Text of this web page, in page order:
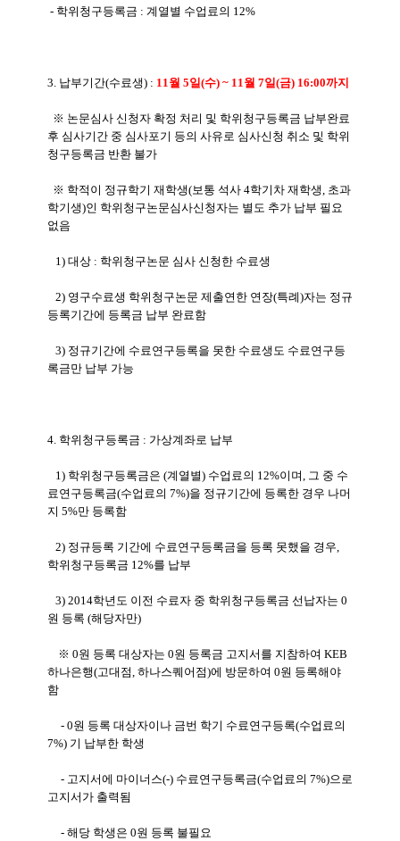
- 학위청구등록금 : 계열별 수업료의 12%
3. 납부기간(수료생) : 11월 5일(수) ~ 11월 7일(금) 16:00까지
※ 논문심사 신청자 확정 처리 및 학위청구등록금 납부완료
후 심사기간 중 심사포기 등의 사유로 심사신청 취소 및 학위
청구등록금 반환 불가
※ 학적이 정규학기 재학생(보통 석사 4학기차 재학생, 초과
학기생)인 학위청구논문심사신청자는 별도 추가 납부 필요
없음
1) 대상 : 학위청구논문 심사 신청한 수료생
2) 영구수료생 학위청구논문 제출연한 연장(특례)자는 정규
등록기간에 등록금 납부 완료함
3) 정규기간에 수료연구등록을 못한 수료생도 수료연구등
록금만 납부 가능
4. 학위청구등록금 : 가상계좌로 납부
1) 학위청구등록금은 (계열별) 수업료의 12%이며, 그 중 수
료연구등록금(수업료의 7%)을 정규기간에 등록한 경우 나머
지 5%만 등록함
2) 정규등록 기간에 수료연구등록금을 등록 못했을 경우,
학위청구등록금 12%를 납부
3) 2014학년도 이전 수료자 중 학위청구등록금 선납자는 0
원 등록 (해당자만)
※ 0원 등록 대상자는 0원 등록금 고지서를 지참하여 KEB
하나은행(고대점, 하나스퀘어점)에 방문하여 0원 등록해야
함
- 0원 등록 대상자이나 금번 학기 수료연구등록(수업료의
7%) 기 납부한 학생
- 고지서에 마이너스(-) 수료연구등록금(수업료의 7%)으로
고지서가 출력됨
- 해당 학생은 0원 등록 불필요